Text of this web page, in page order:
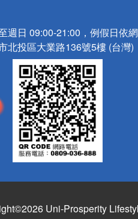
週日 09:00-21:00，例假日依
北投區大業路136號5樓 (台灣)
Uni-Prosperity